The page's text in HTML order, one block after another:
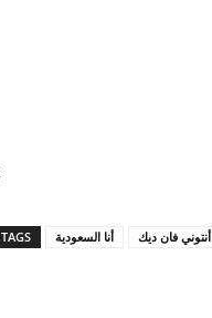
TAGS أنا السعودية أنتوني فان ديك